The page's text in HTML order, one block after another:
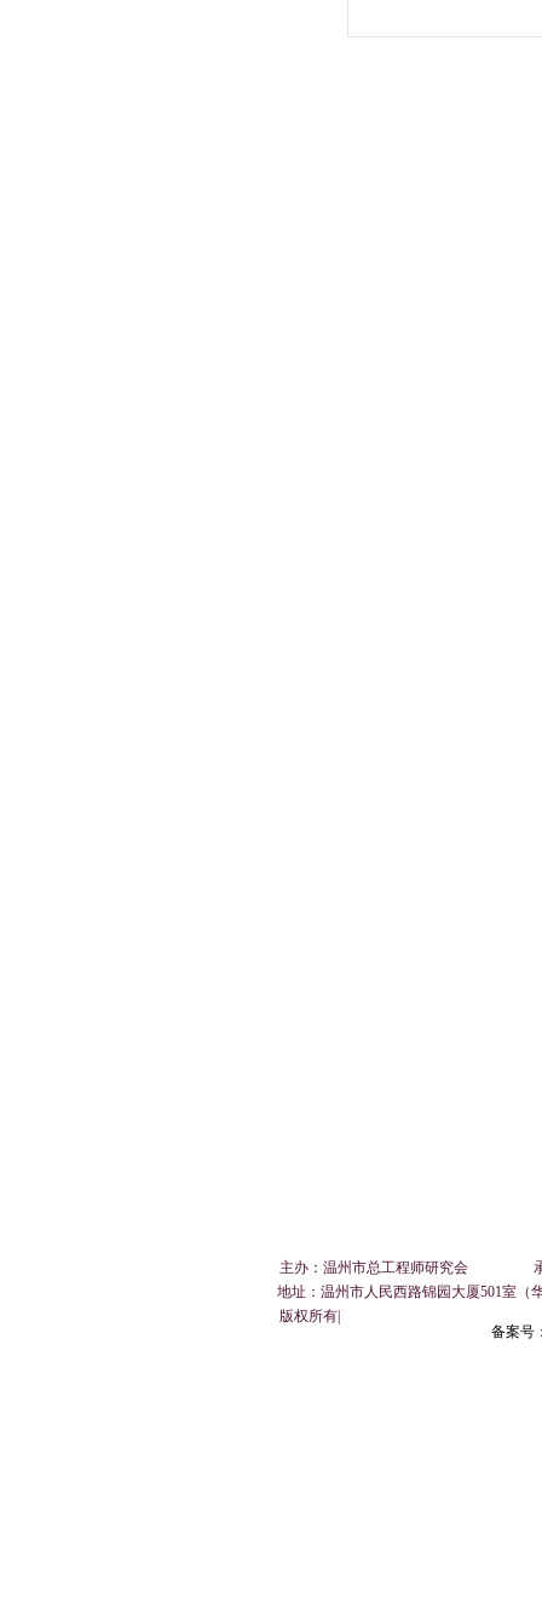
备案号
主办：温州市总工程师研究会 承办：温州市总
地址： 温州市人民西路锦园大厦501室
​ 版权所有|